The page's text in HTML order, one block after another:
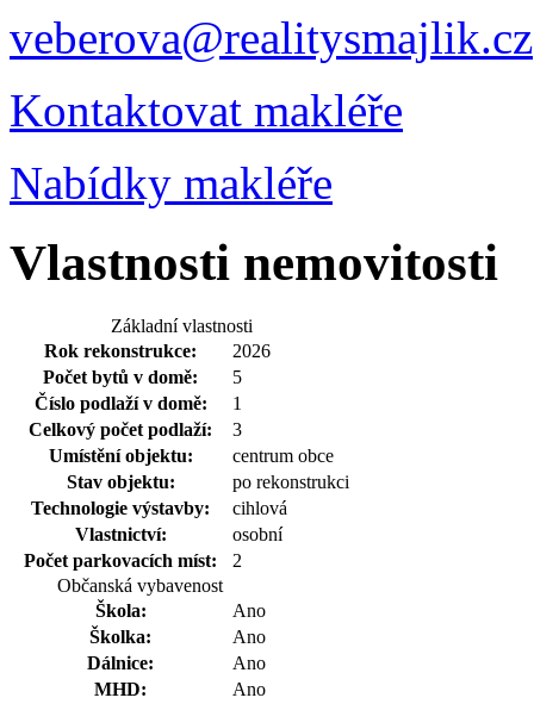
veberova@realitysmajlik.cz
Kontaktovat makléře
Nabídky makléře
Vlastnosti nemovitosti
Základní vlastnosti
Rok rekonstrukce:
2026
Počet bytů v domě:
5
Číslo podlaží v domě:
1
Celkový počet podlaží:
3
Umístění objektu:
centrum obce
Stav objektu:
po rekonstrukci
Technologie výstavby:
cihlová
Vlastnictví:
osobní
Počet parkovacích míst:
2
Občanská vybavenost
Škola:
Ano
Školka:
Ano
Dálnice:
Ano
MHD:
Ano